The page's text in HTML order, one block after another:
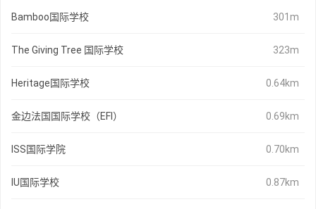
Bamboo国际学校 301m
The Giving Tree 国际学校 323m
Heritage国际学校 0.64km
金边法国国际学校（EFI） 0.69km
ISS国际学院 0.70km
IU国际学校 0.87km